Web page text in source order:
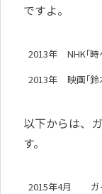
ですよ。
2013年
NHK｢
2013年
映画｢鈴
以下からは、
す。
2015年4月